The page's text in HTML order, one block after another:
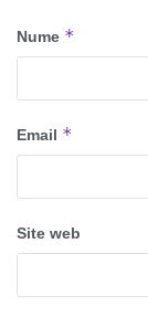
Nume *
Email *
Site web